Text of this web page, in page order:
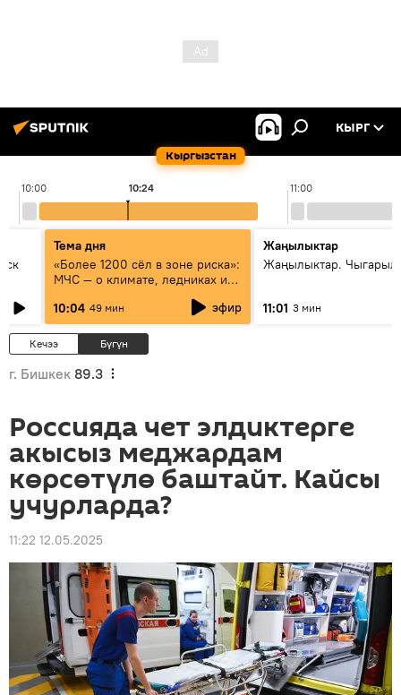
Кыргызстан
КЫРГ
10:00 11:00
10:24
Тема дня
«Более 1200 сёл в зоне риска»:
МЧС — о климате, ледниках и
населения
10:04 49 мин эфир
Жаңылыктар
Жаңылыктар.
11:01 3 мин
Кечээ Бүгүн
г. Бишкек 89.3
Россияда чет элдиктерге
акысыз меджардам
көрсөтүлө баштайт. Кайсы
учурларда?
11:22 12.05.2025